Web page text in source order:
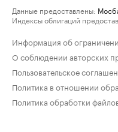
Данные предоставлены:
Индексы облигаций
Информация об
О соблюдении авторских
Пользовательское
Политика в отношении
Политика обработки